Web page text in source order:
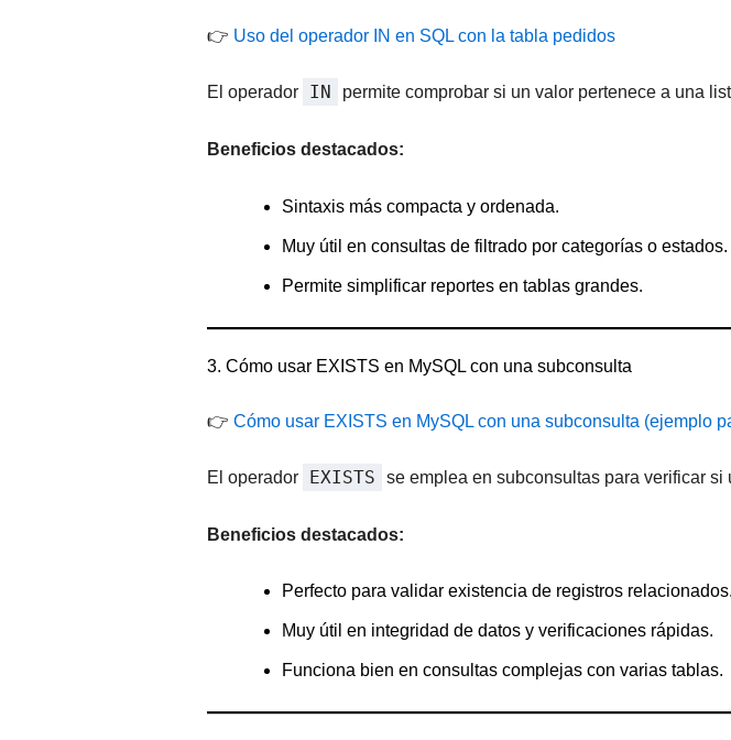
👉 Uso del operador IN en SQL con la tabla pedidos
El operador IN permite comprobar si un valor pertenece a una
Beneficios destacados:
Sintaxis más compacta y ordenada.
Muy útil en consultas de filtrado por categorías o estados.
Permite simplificar reportes en tablas grandes.
3. Cómo usar EXISTS en MySQL con una subconsulta
👉 Cómo usar EXISTS en MySQL con una subconsulta (ejemplo
El operador EXISTS se emplea en subconsultas para verificar
Beneficios destacados:
Perfecto para validar existencia de registros relacionados.
Muy útil en integridad de datos y verificaciones rápidas.
Funciona bien en consultas complejas con varias tablas.